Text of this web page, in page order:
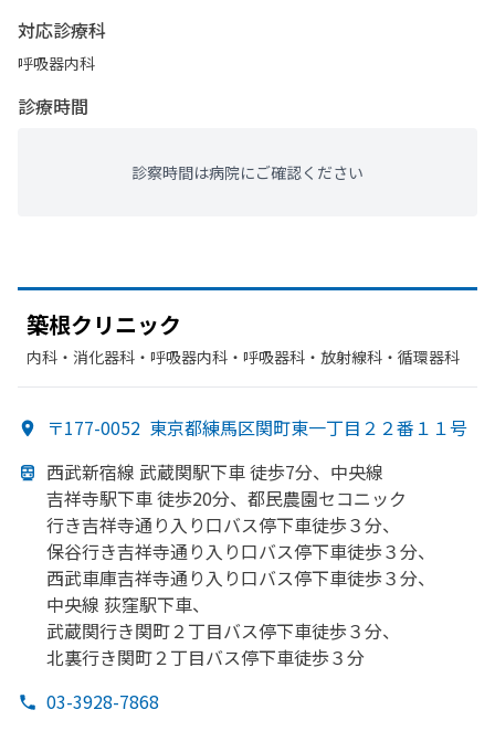
対応診療科
呼吸器内科
診療時間
診察時間は病院にご確認ください
築根クリニック
内科・​消化器科・​呼吸器内科・​呼吸器科・​放射線科・​循環器科
〒177-0052 東京都練馬区関町東一丁目２２番１１号
西武新宿線 武蔵関駅下車 徒歩7分、 中央線
吉祥寺駅下車 徒歩20分、 都民農園セコニック
行き吉祥寺通り入り口バス停下車徒歩３分、
保谷行き吉祥寺通り入り口バス停下車徒歩３分、
西武車庫吉祥寺通り入り口バス停下車徒歩３分、
中央線 荻窪駅下車、
武蔵関行き関町２丁目バス停下車徒歩３分、
北裏行き関町２丁目バス停下車徒歩３分
03-3928-7868